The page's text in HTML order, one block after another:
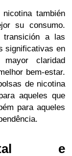
también
su consumo.
transición a las
significativas en
claridad
bem-estar.
de nicotina
aqueles que
para aqueles
e